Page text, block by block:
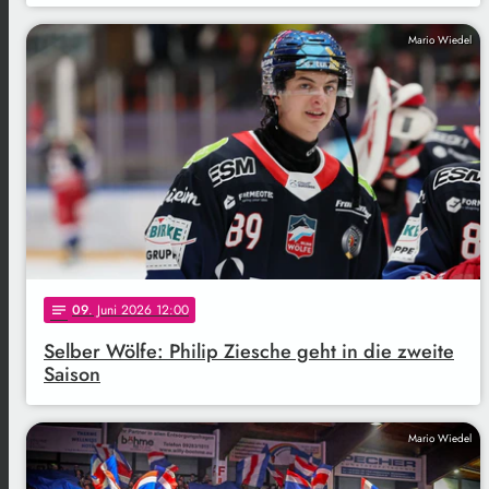
Mario Wiedel
notes 09. Juni 2026 12:00
Selber Wölfe: Philip Ziesche geht in die zweite
Saison
Mario Wiedel